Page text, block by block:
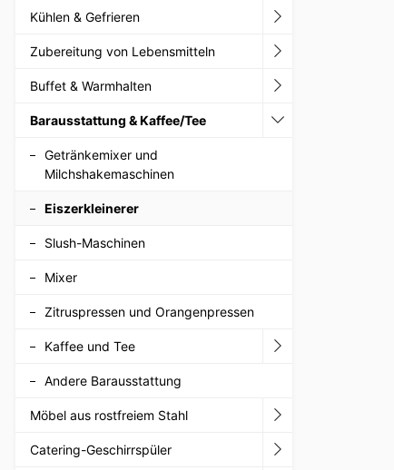
Kühlen & Gefrieren
Zubereitung von Lebensmitteln
Buffet & Warmhalten
Barausstattung & Kaffee/Tee
Getränkemixer und
Milchshakemaschinen
Eiszerkleinerer
Slush-Maschinen
Mixer
Zitruspressen und Orangenpressen
Kaffee und Tee
Andere Barausstattung
Möbel aus rostfreiem Stahl
Catering-Geschirrspüler